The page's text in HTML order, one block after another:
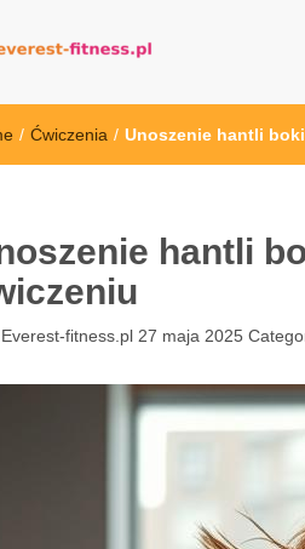
/ Ćwiczenia / Unoszenie hantli
hantli
Everest-fitness.pl 27 maja 2025